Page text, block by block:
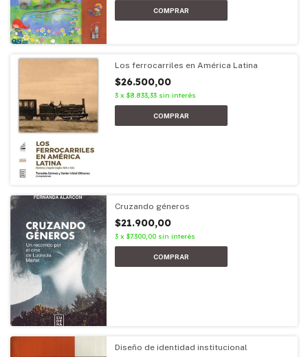
Los ferrocarriles en América Latina
$26.500,00
3 x $8.833,33 sin interés
Cruzando géneros
$21.900,00
3 x $7.300,00 sin interés
Diseño de identidad institucional